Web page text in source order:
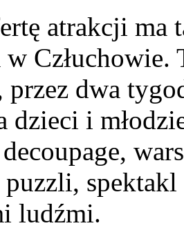
atrakcji
Człuchowie.
przez dwa
dzieci i
puzzli,
ludźmi.